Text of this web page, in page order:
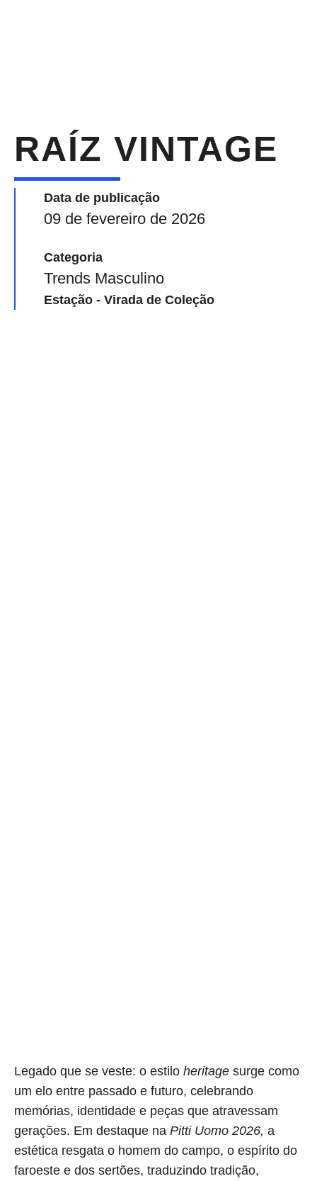
RAÍZ VINTAGE
Data de publicação
09 de fevereiro de 2026
Categoria
Trends Masculino
Estação - Virada de Coleção
Legado que se veste: o estilo heritage surge como
um elo entre passado e futuro, celebrando
memórias, identidade e peças que atravessam
gerações. Em destaque na Pitti Uomo 2026, a
estética resgata o homem do campo, o espírito do
faroeste e dos sertões, traduzindo tradição,